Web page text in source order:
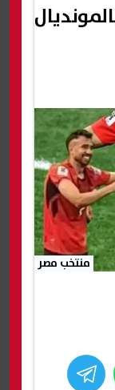
منتخب مصر